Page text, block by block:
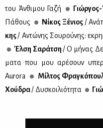
του Άν­θι­μου Γα­ζή
Πά­θους
Νί­κος Ξέ­νιος /
κης/ Αντώ­νης Σου­ρού­νης:
Έλ­ση Σα­ρά­τση / Ο μή­νας
μα­τα που μου αρέ­σουν
Aurora
Μίλ­τος
Χού­δρα/ Δυ­σκοι­λιό­τη­τα